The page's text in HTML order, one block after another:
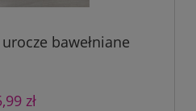
bawełniane
zł